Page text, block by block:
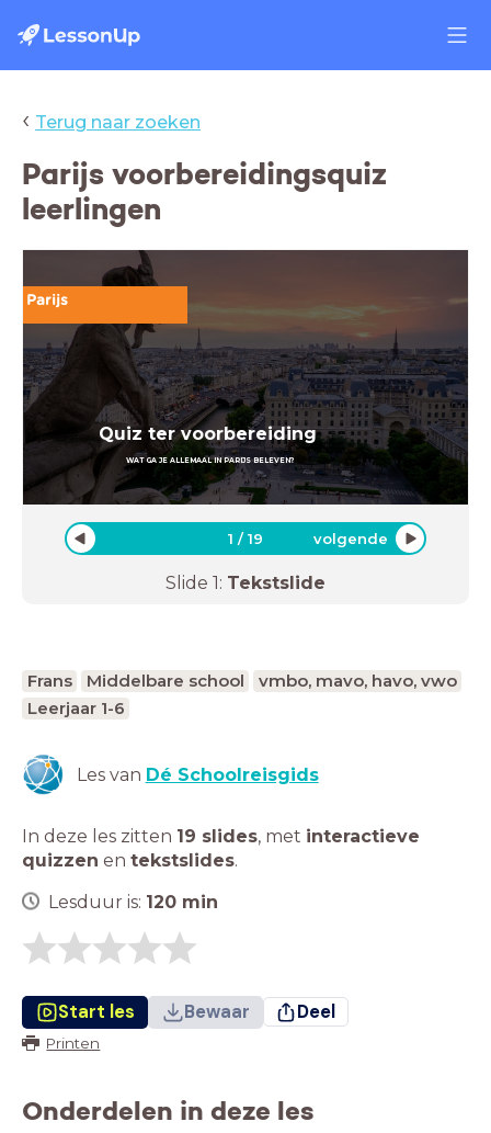
‹ Terug naar zoeken
Parijs voorbereidingsquiz
leerlingen
Parijs
Quiz ter voorbereiding
WAT GA JE ALLEMAAL IN PARIJS BELEVEN?
1 /19 volgende
Slide 1: Tekstslide
Frans Middelbare school
vmbo, mavo, havo, vwo
Leerjaar 1-6
Les van Dé Schoolreisgids
In deze les zitten 19 slides, met interactieve
quizzen en tekstslides.
Lesduur is: 120 min
Start les Bewaar Deel
Printen
Onderdelen in deze les